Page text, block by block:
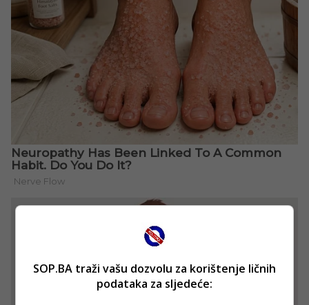
SOP.BA traži vašu dozvolu za korištenje ličnih
podataka za sljedeće: